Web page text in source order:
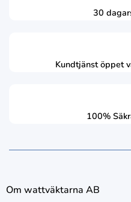
30
Kundtjänst öppet
100%
Om wattväktarna AB